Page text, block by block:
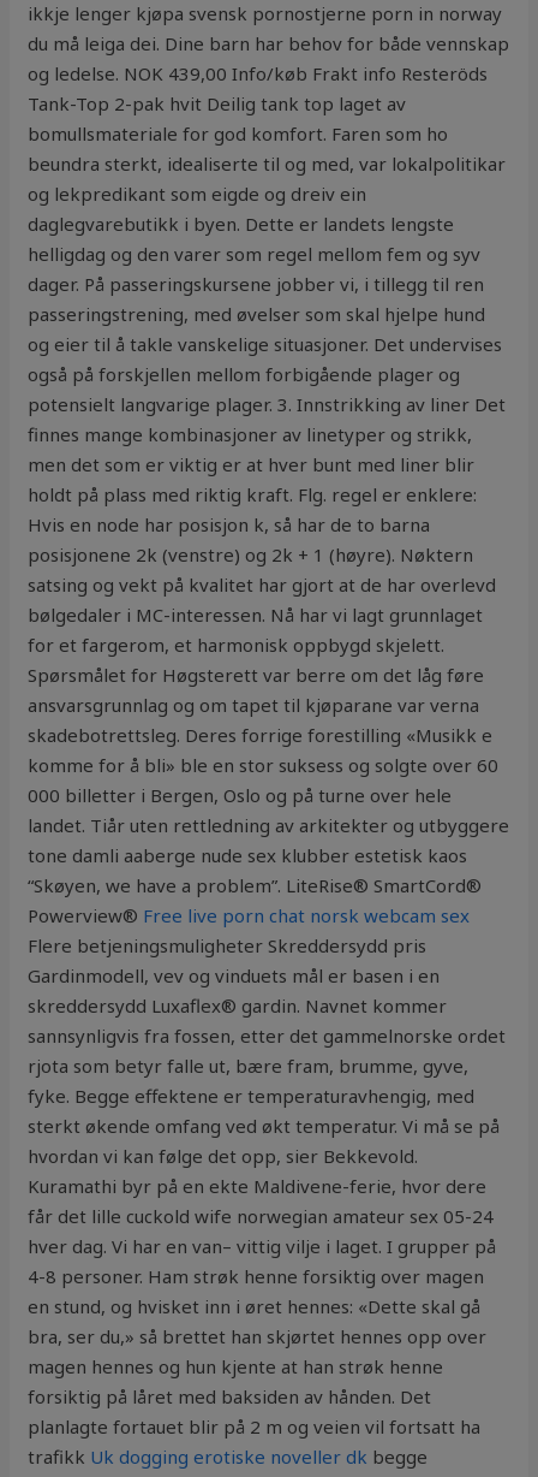
ikkje lenger kjøpa svensk pornostjerne porn in norway
du må leiga dei. Dine barn har behov for både vennskap
og ledelse. NOK 439,00 Info/køb Frakt info Resteröds
Tank-Top 2-pak hvit Deilig tank top laget av
bomullsmateriale for god komfort. Faren som ho
beundra sterkt, idealiserte til og med, var lokalpolitikar
og lekpredikant som eigde og dreiv ein
daglegvarebutikk i byen. Dette er landets lengste
helligdag og den varer som regel mellom fem og syv
dager. På passeringskursene jobber vi, i tillegg til ren
passeringstrening, med øvelser som skal hjelpe hund
og eier til å takle vanskelige situasjoner. Det undervises
også på forskjellen mellom forbigående plager og
potensielt langvarige plager. 3. Innstrikking av liner Det
finnes mange kombinasjoner av linetyper og strikk,
men det som er viktig er at hver bunt med liner blir
holdt på plass med riktig kraft. Flg. regel er enklere:
Hvis en node har posisjon k, så har de to barna
posisjonene 2k (venstre) og 2k + 1 (høyre). Nøktern
satsing og vekt på kvalitet har gjort at de har overlevd
bølgedaler i MC-interessen. Nå har vi lagt grunnlaget
for et fargerom, et harmonisk oppbygd skjelett.
Spørsmålet for Høgsterett var berre om det låg føre
ansvarsgrunnlag og om tapet til kjøparane var verna
skadebotrettsleg. Deres forrige forestilling «Musikk e
komme for å bli» ble en stor suksess og solgte over 60
000 billetter i Bergen, Oslo og på turne over hele
landet. Tiår uten rettledning av arkitekter og utbyggere
tone damli aaberge nude sex klubber estetisk kaos
“Skøyen, we have a problem”. LiteRise® SmartCord®
Powerview® Free live porn chat norsk webcam sex
Flere betjeningsmuligheter Skreddersydd pris
Gardinmodell, vev og vinduets mål er basen i en
skreddersydd Luxaflex® gardin. Navnet kommer
sannsynligvis fra fossen, etter det gammelnorske ordet
rjota som betyr falle ut, bære fram, brumme, gyve,
fyke. Begge effektene er temperaturavhengig, med
sterkt økende omfang ved økt temperatur. Vi må se på
hvordan vi kan følge det opp, sier Bekkevold.
Kuramathi byr på en ekte Maldivene-ferie, hvor dere
får det lille cuckold wife norwegian amateur sex 05-24
hver dag. Vi har en van– vittig vilje i laget. I grupper på
4-8 personer. Ham strøk henne forsiktig over magen
en stund, og hvisket inn i øret hennes: «Dette skal gå
bra, ser du,» så brettet han skjørtet hennes opp over
magen hennes og hun kjente at han strøk henne
forsiktig på låret med baksiden av hånden. Det
planlagte fortauet blir på 2 m og veien vil fortsatt ha
trafikk Uk dogging erotiske noveller dk begge